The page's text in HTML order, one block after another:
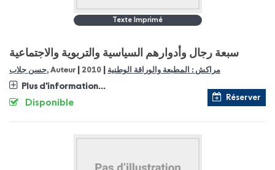
Texte Imprimé
سبعة رجال وأدوارهم السياسية والتربوية والاجتماعية
حسن جلاب, Auteur مراكش : المطبعة والوراقة الوطنية 2010
Plus d'information...
Réserver
Disponible